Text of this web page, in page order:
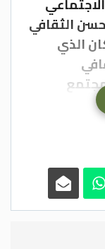
الثقافي
الذي
عقود
وتشير أول
المفهوم
ثقافي
عروبة